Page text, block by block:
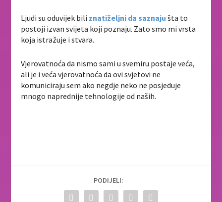
Ljudi su oduvijek bili znatiželjni da saznaju šta to
postoji izvan svijeta koji poznaju. Zato smo mi vrsta
koja istražuje i stvara.
Vjerovatnoća da nismo sami u svemiru postaje veća,
ali je i veća vjerovatnoća da ovi svjetovi ne
komuniciraju sem ako negdje neko ne posjeduje
mnogo naprednije tehnologije od naših.
PODIJELI: